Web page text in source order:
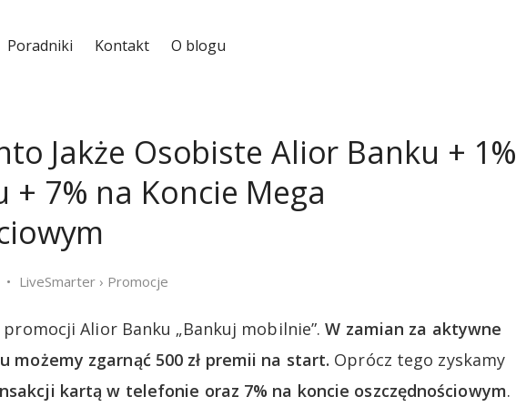
Poradniki Kontakt O blogu
Jakże Osobiste Alior Banku + 1%
+ 7% na Koncie Mega
LiveSmarter › Promocje
promocji Alior Banku „Bankuj mobilnie”.W zamian za aktywne
możemy zgarnąć 500 zł premii na start. Oprócz tego zyskamy
kartą w telefonie oraz 7% na koncie oszczędnościowym.